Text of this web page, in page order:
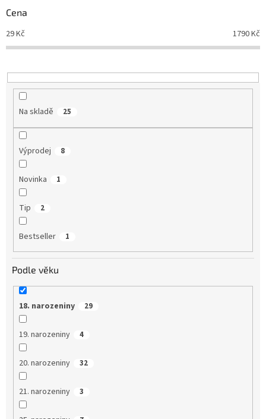
r
o
d
u
t
ů
Cena
29Kč 1790Kč
Na skladě 25
Výprodej 8
Novinka 1
Tip 2
Bestseller 1
Podle věku
18. narozeniny 29
19. narozeniny 4
20. narozeniny 32
21. narozeniny 3